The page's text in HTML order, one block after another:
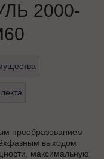
2000-
преобразованием
выходом
максимальную